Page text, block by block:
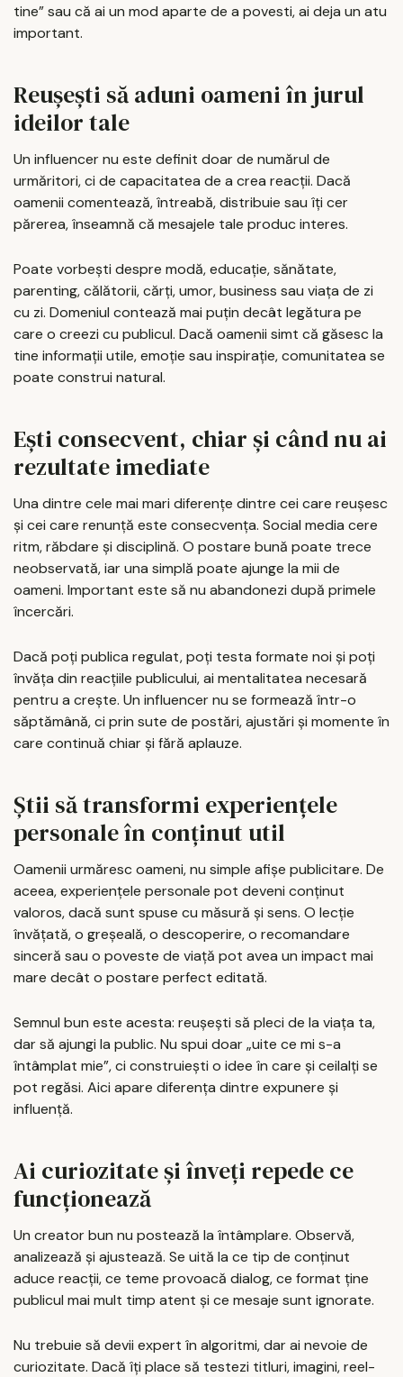
tine” sau că ai un mod aparte de a povesti, ai deja un atu
important.
Reușești să aduni oameni în jurul
ideilor tale
Un influencer nu este definit doar de numărul de
urmăritori, ci de capacitatea de a crea reacții. Dacă
oamenii comentează, întreabă, distribuie sau îți cer
părerea, înseamnă că mesajele tale produc interes.
Poate vorbești despre modă, educație, sănătate,
parenting, călătorii, cărți, umor, business sau viața de zi
cu zi. Domeniul contează mai puțin decât legătura pe
care o creezi cu publicul. Dacă oamenii simt că găsesc la
tine informații utile, emoție sau inspirație, comunitatea se
poate construi natural.
Ești consecvent, chiar și când nu ai
rezultate imediate
Una dintre cele mai mari diferențe dintre cei care reușesc
și cei care renunță este consecvența. Social media cere
ritm, răbdare și disciplină. O postare bună poate trece
neobservată, iar una simplă poate ajunge la mii de
oameni. Important este să nu abandonezi după primele
încercări.
Dacă poți publica regulat, poți testa formate noi și poți
învăța din reacțiile publicului, ai mentalitatea necesară
pentru a crește. Un influencer nu se formează într-o
săptămână, ci prin sute de postări, ajustări și momente în
care continuă chiar și fără aplauze.
Știi să transformi experiențele
personale în conținut util
Oamenii urmăresc oameni, nu simple afișe publicitare. De
aceea, experiențele personale pot deveni conținut
valoros, dacă sunt spuse cu măsură și sens. O lecție
învățată, o greșeală, o descoperire, o recomandare
sinceră sau o poveste de viață pot avea un impact mai
mare decât o postare perfect editată.
Semnul bun este acesta: reușești să pleci de la viața ta,
dar să ajungi la public. Nu spui doar „uite ce mi s-a
întâmplat mie”, ci construiești o idee în care și ceilalți se
pot regăsi. Aici apare diferența dintre expunere și
influență.
Ai curiozitate și înveți repede ce
funcționează
Un creator bun nu postează la întâmplare. Observă,
analizează și ajustează. Se uită la ce tip de conținut
aduce reacții, ce teme provoacă dialog, ce format ține
publicul mai mult timp atent și ce mesaje sunt ignorate.
Nu trebuie să devii expert în algoritmi, dar ai nevoie de
curiozitate. Dacă îți place să testezi titluri, imagini, reel-